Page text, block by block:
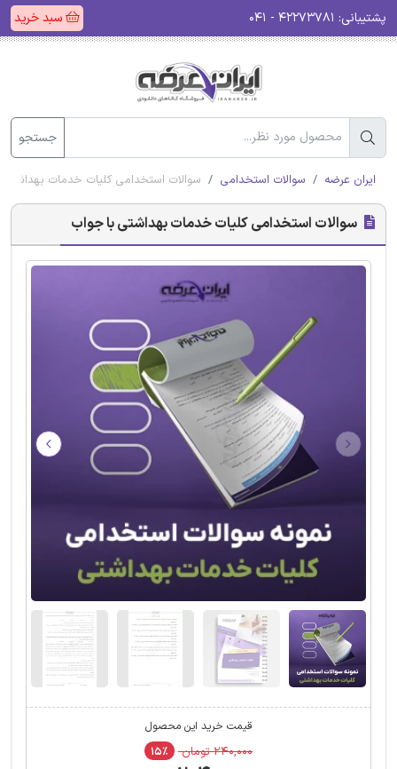
پشتیبانی: سبد خرید
جستجو
ایران عرضه سوالات استخدامی سوالات استخدامی کلیات خدمات
سوالات استخدامی کلیات خدمات بهداشتی با جواب
قیمت خرید این محصول
۲۴۰,۰۰۰ تومان ۱۵٪